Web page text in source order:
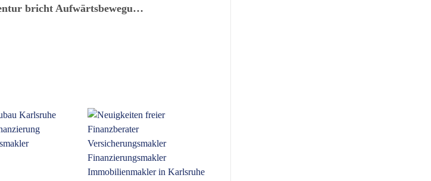
Energieagentur bricht Aufwärtsbewegung bei Brent Crude Oil